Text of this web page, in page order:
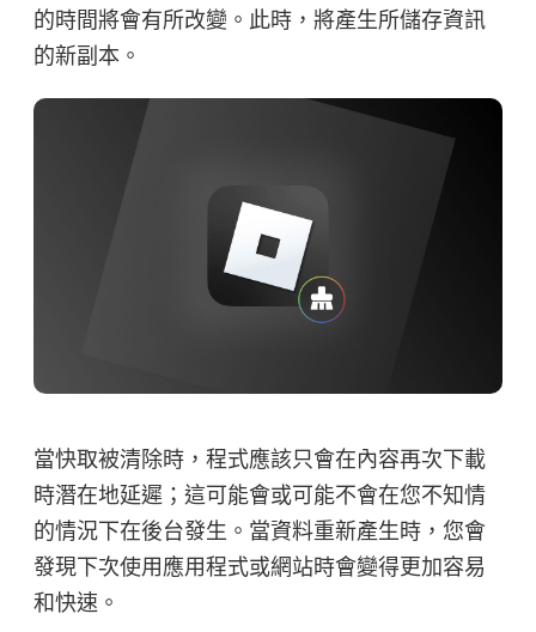
的時間將會有所改變。此時，將產生所儲存資訊
的新副本。
當快取被清除時，程式應該只會在內容再次下載
時潛在地延遲；這可能會或可能不會在您不知情
的情況下在後台發生。當資料重新產生時，您會
發現下次使用應用程式或網站時會變得更加容易
和快速。